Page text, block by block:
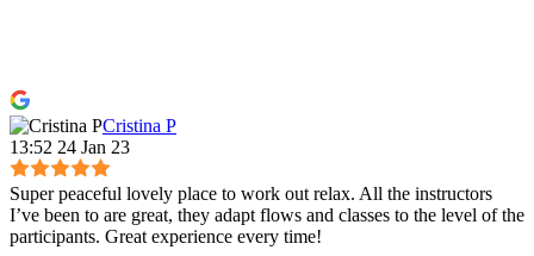
Cristina P
13:52 24 Jan 23
Super peaceful lovely place to work out relax. All the instructors
I’ve been to are great, they adapt flows and classes to the level of the
participants. Great experience every time!